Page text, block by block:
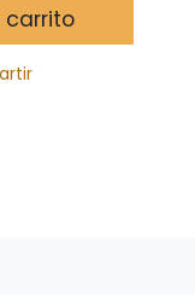
carrito